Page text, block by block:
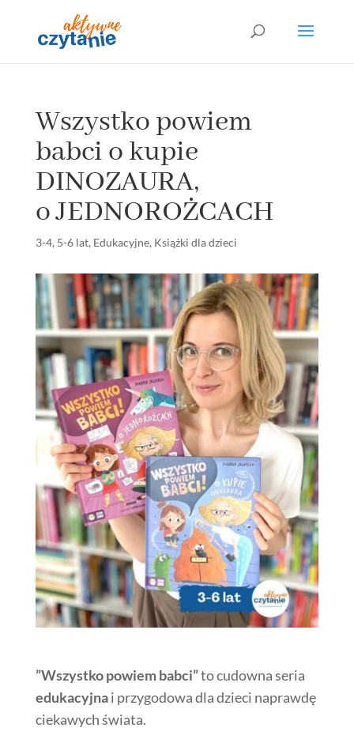
Wszystko powiem
babci o kupie
DINOZAURA,
o JEDNOROŻCACH
3-4, 5-6 lat, Edukacyjne, Książki dla dzieci
”Wszystko powiem babci”to cudowna seria
edukacyjnai przygodowa dla dzieci naprawdę
ciekawych świata.